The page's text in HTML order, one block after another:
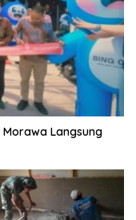
Morawa Langsung